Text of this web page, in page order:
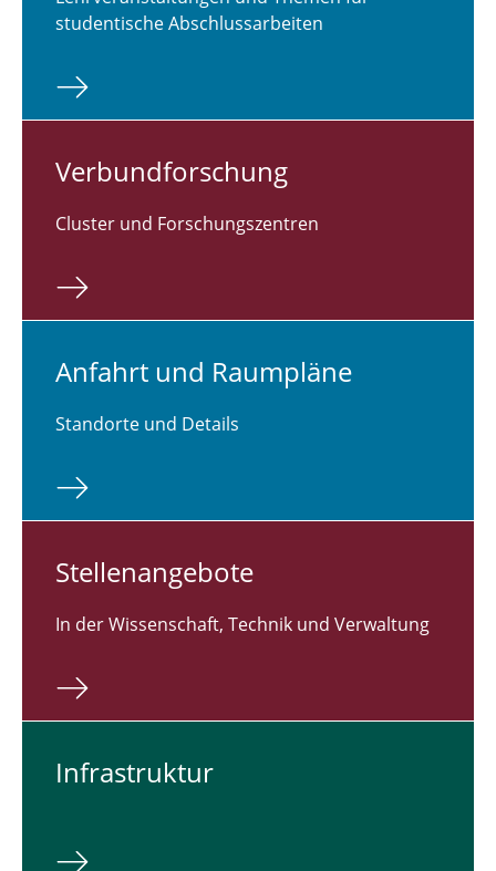
studentische Abschlussarbeiten
Ver­bund­for­schung
Cluster und Forschungszentren
Anfahrt und Raum­plä­ne
Standorte und Details
Stel­len­an­ge­bo­te
In der Wissenschaft, Technik und Verwaltung
In­fra­struk­tur